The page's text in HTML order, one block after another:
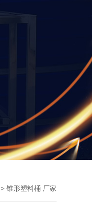
> 锥形塑料桶 厂家